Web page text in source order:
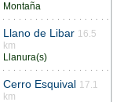
Montaña
Llano de Libar 16.5
km
Llanura(s)
Cerro Esquival 17.1
km